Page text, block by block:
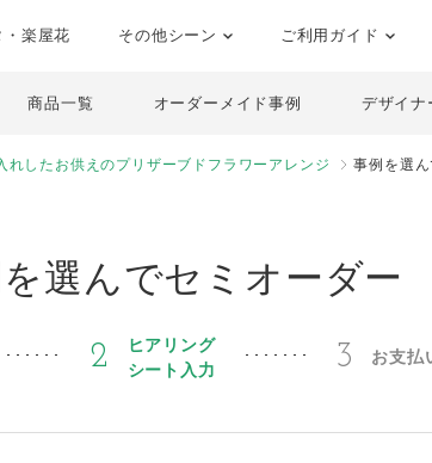
・楽屋花 その他シーン ご利用ガイド
商品一覧 オーダーメイド事例 デザイナ
れしたお供えのプリザーブドフラワーアレンジ 事例を選
選んでセミオーダー
2
ヒアリング
シート入力
3 お支払